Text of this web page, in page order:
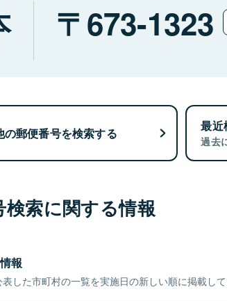
673-1323
の郵便番号を検索する 最近
過去
検索に関する情報
報
した市町村の一覧を実施日の新しい順に掲載して